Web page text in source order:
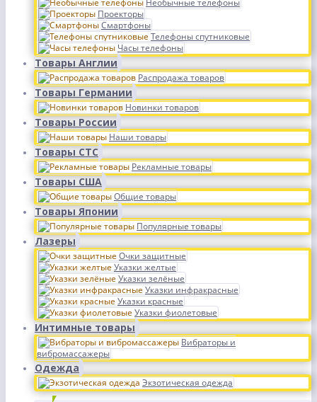
Необычные телефоны
Проекторы
Смартфоны
Телефоны спутниковые
Часы телефоны
Товары Англии
Распродажа товаров
Товары Германии
Новинки товаров
Товары России
Наши товары
Товары СТС
Рекламные товары
Товары США
Общие товары
Товары Японии
Популярные товары
Лазеры
Очки защитные
Указки желтые
Указки зелёные
Указки инфракрасные
Указки красные
Указки фиолетовые
Интимные товары
Вибраторы и
вибромассажеры
Одежда
Экзотическая одежда